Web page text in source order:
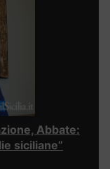
Abbate:
siciliane”